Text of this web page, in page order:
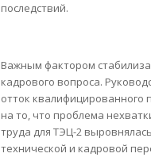
последствий.
Важным фактором
кадрового вопроса.
отток квалифицированного
на то, что проблема
труда для ТЭЦ-2
технической и кадровой